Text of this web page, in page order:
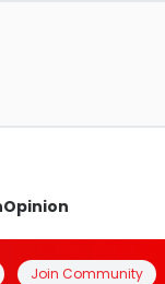
Opinion
Join Community